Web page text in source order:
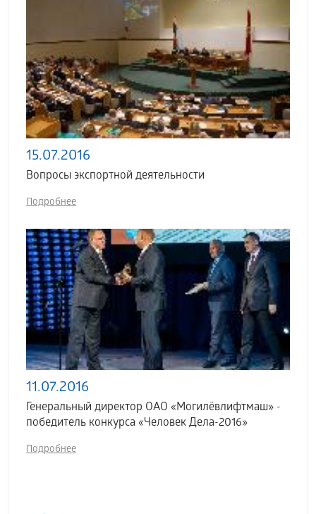
15.07.2016
Вопросы экспортной деятельности
Подробнее
11.07.2016
Генеральный директор ОАО «Могилёвлифтмаш» -
победитель конкурса «Человек Дела-2016»
Подробнее